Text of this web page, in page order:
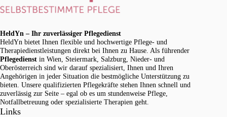
HeldYn – Ihr zuverlässiger Pflegedienst
HeldYn bietet Ihnen flexible und hochwertige Pflege- und
Therapiedienstleistungen direkt bei Ihnen zu Hause. Als führender
Pflegedienst in Wien, Steiermark, Salzburg, Nieder- und
Oberösterreich sind wir darauf spezialisiert, Ihnen und Ihren
Angehörigen in jeder Situation die bestmögliche Unterstützung zu
bieten. Unsere qualifizierten Pflegekräfte stehen Ihnen schnell und
zuverlässig zur Seite – egal ob es um stundenweise Pflege,
Notfallbetreuung oder spezialisierte Therapien geht.
Links